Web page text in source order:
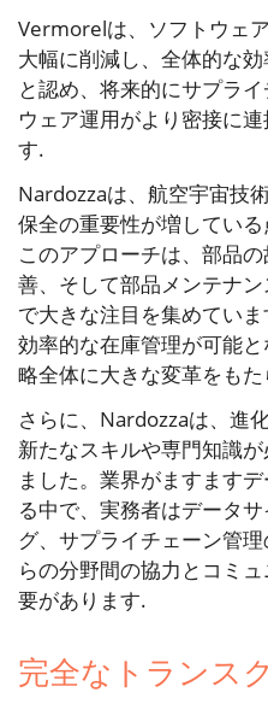
Vermorelは、ソフトウェ
大幅に削減し、全体的な
と認め、将来的にサプラ
ウェア運用がより密接に
す.
Nardozzaは、航空宇宙技
保全の重要性が増している
このアプローチは、部品
善、そして部品メンテナ
で大きな注目を集めてい
効率的な在庫管理が可能
略全体に大きな変革をも
さらに、Nardozzaは、進
新たなスキルや専門知識
ました。業界がますます
る中で、実務者はデータ
グ、サプライチェーン管
らの分野間の協力とコミ
要があります.
完全なトランス